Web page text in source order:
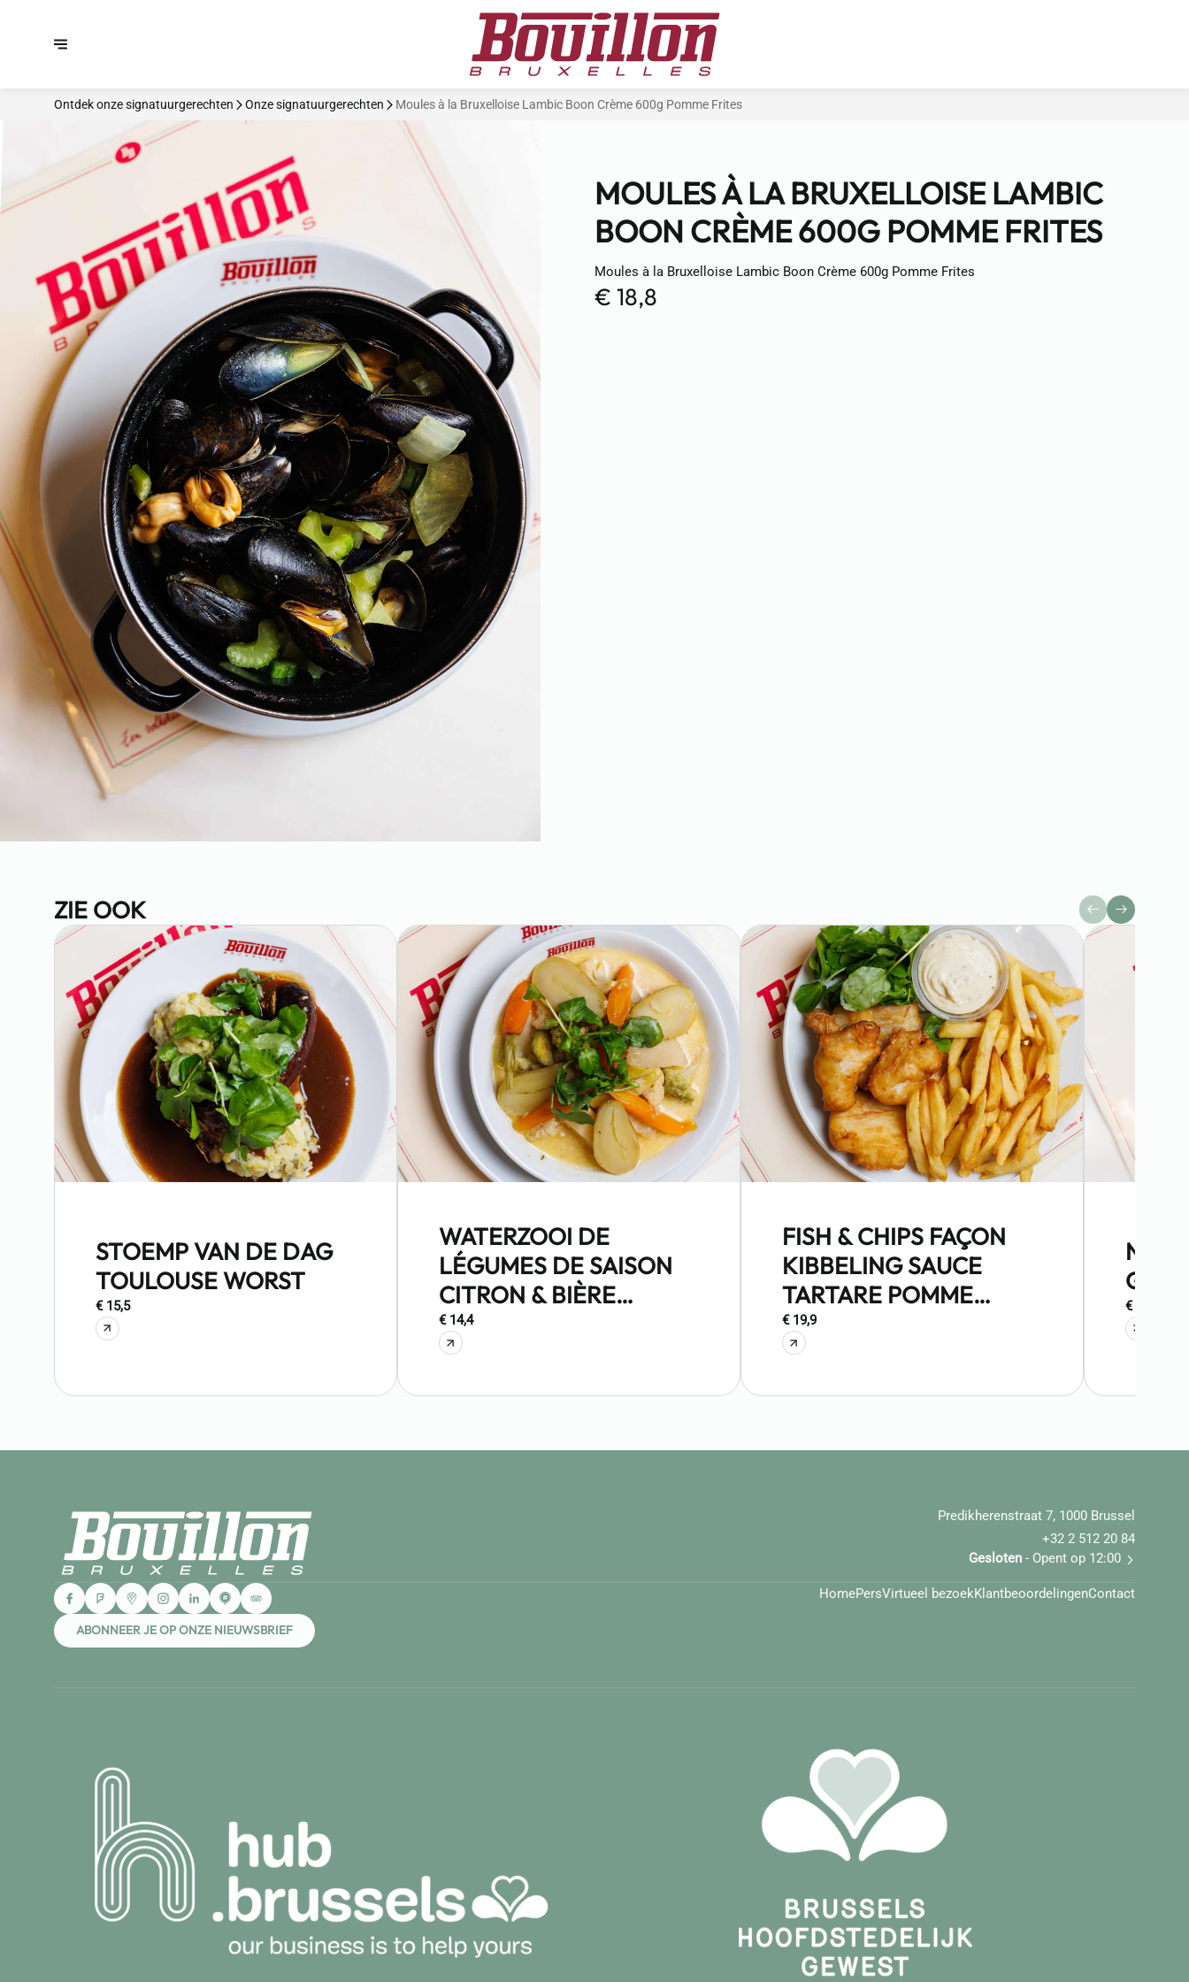
Ontdek onze signatuurgerechten Onze signatuurgerechten Moules à la Bruxelloise Lambic Boon Crème 600g Pomme Frites
MOULES À LA BRUXELLOISE LAMBIC
BOON CRÈME 600G POMME FRITES
Moules à la Bruxelloise Lambic Boon Crème 600g Pomme Frites
€ 18,8
ZIE OOK
STOEMP VAN DE DAG
TOULOUSE WORST
€ 15,5
WATERZOOI DE
LÉGUMES DE SAISON
CITRON & BIÈRE
BLANCHE
€ 14,4
FISH & CHIPS FAÇON
KIBBELING SAUCE
TARTARE POMME
FRITES
€ 19,9
€ 8,8
Predikherenstraat 7, 1000 Brussel
+32 2 512 20 84
Gesloten- Opent op 12:00
HomePersVirtueel bezoekKlantbeoordelingenContact
ABONNEER JE OP ONZE NIEUWSBRIEF